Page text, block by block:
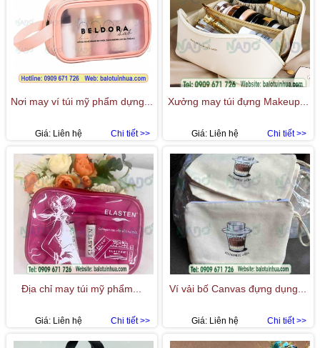
Nơi may ví túi mỹ phẩm dựng...
Chi tiết >>
Giá: Liên hệ
Xưởng may túi đựng Makeup...
Chi tiết >>
Giá: Liên hệ
Địa chỉ may túi mỹ phẩm...
Chi tiết >>
Giá: Liên hệ
Ví vải bố Canvas đựng dụng...
Chi tiết >>
Giá: Liên hệ